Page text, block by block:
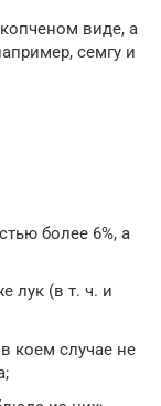
виде, а
семгу и
более 6%, а
лук (в т. ч. и
коем случае не